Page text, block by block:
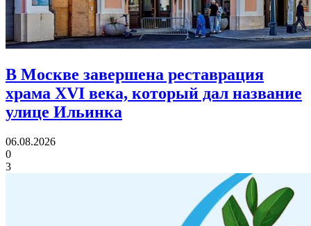
В Москве завершена реставрация
храма XVI века, который дал название
улице Ильинка
06.08.2026
0
3